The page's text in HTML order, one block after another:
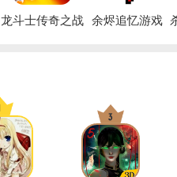
龙斗士传奇之战
余烬追忆游戏